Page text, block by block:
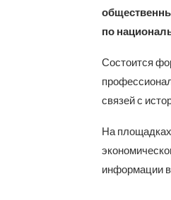
по
Состоится
связей с
На
информации